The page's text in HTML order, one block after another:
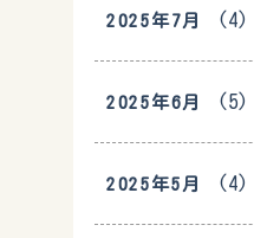
2025年7月 (4)
2025年6月 (5)
2025年5月 (4)